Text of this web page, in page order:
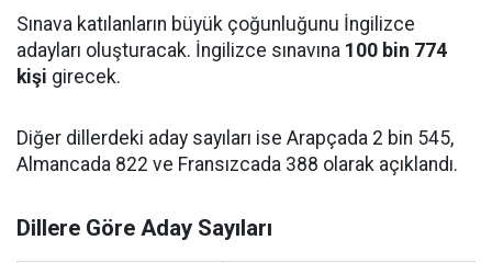
Sınava katılanların büyük çoğunluğunu İngilizce
adayları oluşturacak. İngilizce sınavına 100 bin 774
kişi girecek.
Diğer dillerdeki aday sayıları ise Arapçada 2 bin 545,
Almancada 822 ve Fransızcada 388 olarak açıklandı.
Dillere Göre Aday Sayıları